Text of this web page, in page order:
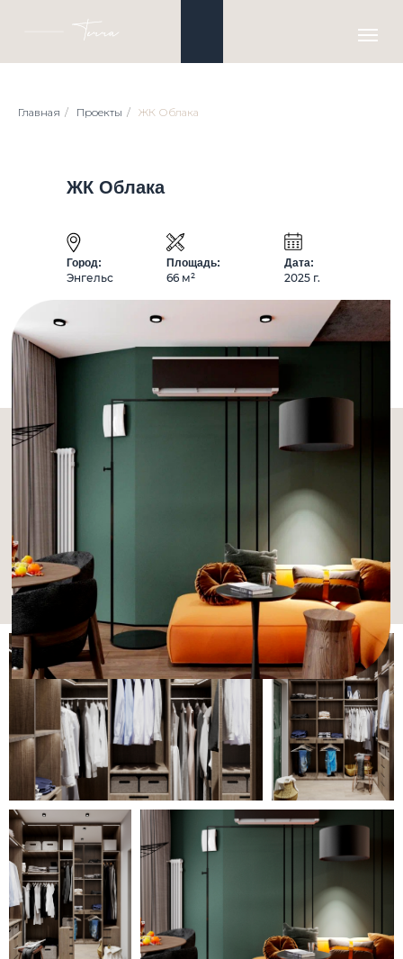
Главная / Проекты / ЖК Облака
ЖК Облака
Город:
Энгельс
Площадь:
66 м²
Дата:
2025 г.
Проект однокомнатной квартиры, 40
кв.м с переорганизацией пространства
для выделения отдельной спальни в
современном стиле с элементами стиля
БОКО, для молодого мужчины в г.
Москва, увлекающегося активными
видами спорта.